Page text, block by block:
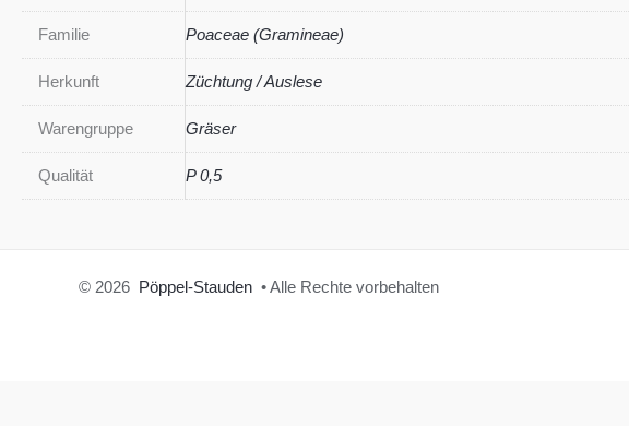
Familie Poaceae (Gramineae)
Herkunft Züchtung / Auslese
Warengruppe Gräser
Qualität P 0,5
© 2026 Pöppel-Stauden • Alle Rechte vorbehalten